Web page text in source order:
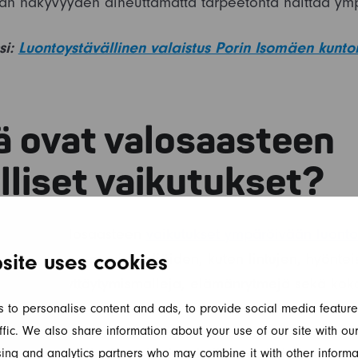
uses cookies
to personalise content and ads, to provide social media
We also share information about your use of our site with
and analytics partners who may combine it with other
näkyvyyden aiheuttamatta tarpeetonta haittaa
Luontoystävällinen valaistus Porin Isomäen
ovat valosaasteen
vaikutukset?
häiritsee monien eliöiden, kuten lintujen,
toimintaa.